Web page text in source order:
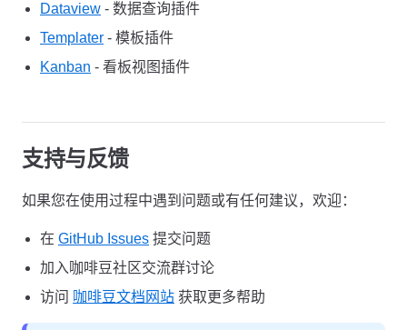
Dataview - 数据查询插件
Templater - 模板插件
Kanban - 看板视图插件
支持与反馈
如果您在使用过程中遇到问题或有任何建议，欢迎：
在 GitHub Issues 提交问题
加入咖啡豆社区交流群讨论
访问 咖啡豆文档网站 获取更多帮助